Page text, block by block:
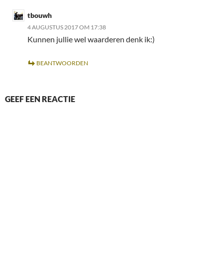
tbouwh
4 AUGUSTUS 2017 OM 17:38
Kunnen jullie wel waarderen denk ik:)
BEANTWOORDEN
GEEF EEN REACTIE